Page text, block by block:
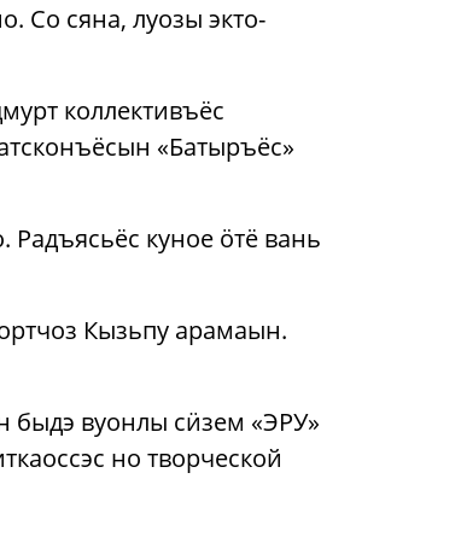
Со сяна, луозы экто-
коллективъёс
«Батыръёс»
куное ӧтё вань
Кызьпу арамаын.
быдэ вуонлы сӥзем «ЭРУ»
но творческой